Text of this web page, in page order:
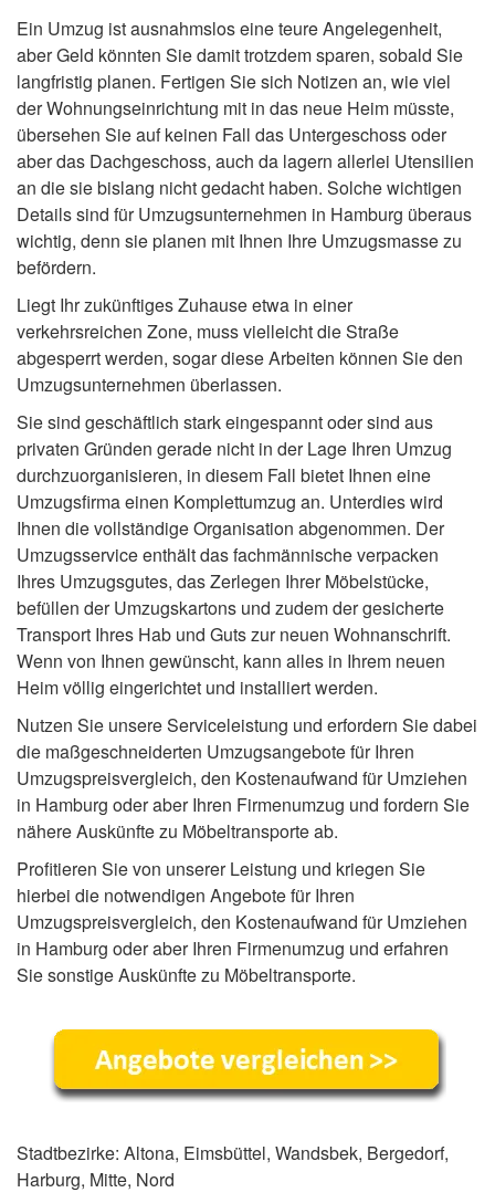
Ein Umzug ist ausnahmslos eine teure Angelegenheit,
aber Geld könnten Sie damit trotzdem sparen, sobald Sie
langfristig planen. Fertigen Sie sich Notizen an, wie viel
der Wohnungseinrichtung mit in das neue Heim müsste,
übersehen Sie auf keinen Fall das Untergeschoss oder
aber das Dachgeschoss, auch da lagern allerlei Utensilien
an die sie bislang nicht gedacht haben. Solche wichtigen
Details sind für Umzugsunternehmen in Hamburg überaus
wichtig, denn sie planen mit Ihnen Ihre Umzugsmasse zu
befördern.
Liegt Ihr zukünftiges Zuhause etwa in einer
verkehrsreichen Zone, muss vielleicht die Straße
abgesperrt werden, sogar diese Arbeiten können Sie den
Umzugsunternehmen überlassen.
Sie sind geschäftlich stark eingespannt oder sind aus
privaten Gründen gerade nicht in der Lage Ihren Umzug
durchzuorganisieren, in diesem Fall bietet Ihnen eine
Umzugsfirma einen Komplettumzug an. Unterdies wird
Ihnen die vollständige Organisation abgenommen. Der
Umzugsservice enthält das fachmännische verpacken
Ihres Umzugsgutes, das Zerlegen Ihrer Möbelstücke,
befüllen der Umzugskartons und zudem der gesicherte
Transport Ihres Hab und Guts zur neuen Wohnanschrift.
Wenn von Ihnen gewünscht, kann alles in Ihrem neuen
Heim völlig eingerichtet und installiert werden.
Nutzen Sie unsere Serviceleistung und erfordern Sie dabei
die maßgeschneiderten Umzugsangebote für Ihren
Umzugspreisvergleich, den Kostenaufwand für Umziehen
in Hamburg oder aber Ihren Firmenumzug und fordern Sie
nähere Auskünfte zu Möbeltransporte ab.
Profitieren Sie von unserer Leistung und kriegen Sie
hierbei die notwendigen Angebote für Ihren
Umzugspreisvergleich, den Kostenaufwand für Umziehen
in Hamburg oder aber Ihren Firmenumzug und erfahren
Sie sonstige Auskünfte zu Möbeltransporte.
Stadtbezirke: Altona, Eimsbüttel, Wandsbek, Bergedorf,
Harburg, Mitte, Nord